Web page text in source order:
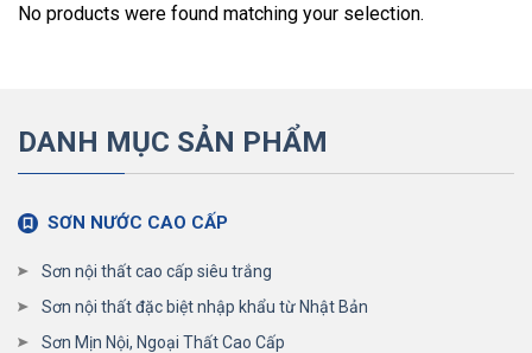
No products were found matching your selection.
DANH MỤC SẢN PHẨM
SƠN NƯỚC CAO CẤP
Sơn nội thất cao cấp siêu trắng
Sơn nội thất đặc biệt nhập khẩu từ Nhật Bản
Sơn Mịn Nội, Ngoại Thất Cao Cấp